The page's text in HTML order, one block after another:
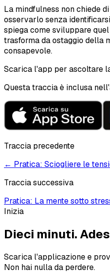
La mindfulness non chiede
osservarlo senza
spiega come sviluppare
trasforma da ostaggio della
consapevole.
Scarica l'app per ascoltare
Questa traccia è inclusa
Traccia precedente
← Pratica: Sciogliere le
Traccia successiva
Pratica: La mente sotto
Inizia
Dieci minuti.
Scarica l'applicazione e
Non hai nulla da perdere.